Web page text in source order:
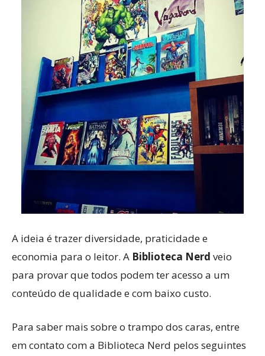
A ideia é trazer diversidade, praticidade e
economia para o leitor. A Biblioteca Nerd veio
para provar que todos podem ter acesso a um
conteúdo de qualidade e com baixo custo.
Para saber mais sobre o trampo dos caras, entre
em contato com a Biblioteca Nerd pelos seguintes